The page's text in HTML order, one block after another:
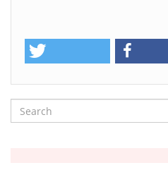
Suche
Search